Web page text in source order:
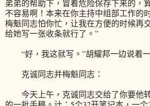
弟弟的帮助下，冒着危险保存下来的，
不容易啊！本来在你主持中组部工作的
梅魁同志怕你忙，让我在方便的时候再
给她写一张收条就行了。”
“好，我这就写。”胡耀邦一边说着一
克诚同志并梅魁同志：
今天上午，克诚同志交给了你要他